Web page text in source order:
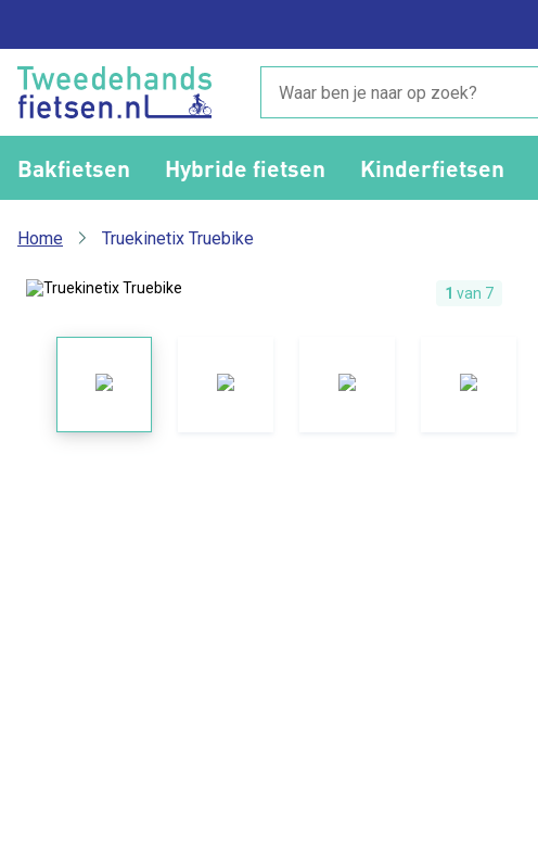
Bakfietsen Hybride fietsen Kinderfietsen
Home Truekinetix Truebike
1 van 7